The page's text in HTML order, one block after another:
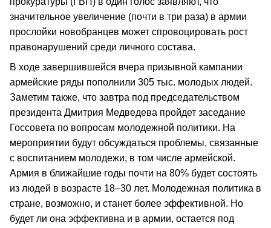
значительное увеличение (почти в три раза) в армии
прослойки новобранцев может спровоцировать рост
правонарушений среди личного состава.
В ходе завершившейся вчера призывной кампании
армейские ряды пополнили 305 тыс. молодых людей.
Заметим также, что завтра под председательством
президента Дмитрия Медведева пройдет заседание
Госсовета по вопросам молодежной политики. На
мероприятии будут обсуждаться проблемы, связанные
с воспитанием молодежи, в том числе армейской.
Армия в ближайшие годы почти на 80% будет состоять
из людей в возрасте 18–30 лет. Молодежная политика в
стране, возможно, и станет более эффективной. Но
будет ли она эффективна и в армии, остается под